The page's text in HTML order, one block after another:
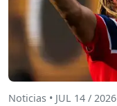
Noticias • JUL 14 / 2026